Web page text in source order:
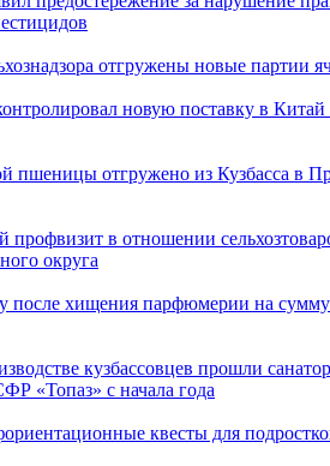
отгружены новые партии
новую поставку в
пшеницы отгружено из Кузбасса в
профвизит в отношении
округа
после хищения парфюмерии на сумму
кузбассовцев прошли
«Топаз» с начала года
квесты для